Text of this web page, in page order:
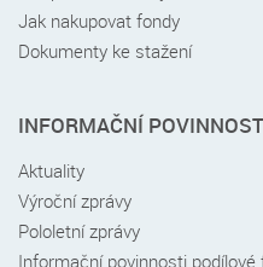
Jak nakupovat fondy
Dokumenty ke stažení
INFORMAČNÍ
Aktuality
Výroční zprávy
Pololetní zprávy
Informační povinnosti podílové